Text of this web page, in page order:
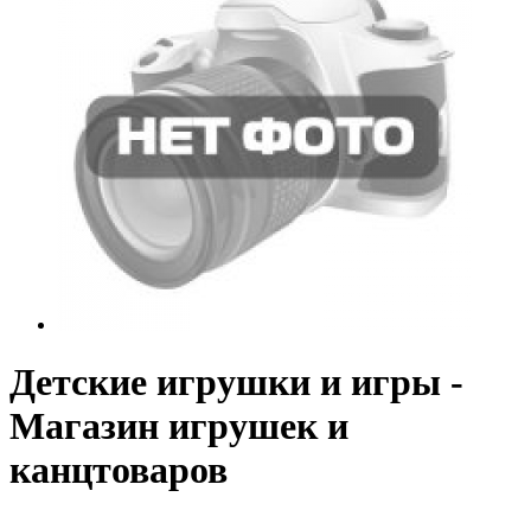
Детские игрушки и игры -
Магазин игрушек и
канцтоваров